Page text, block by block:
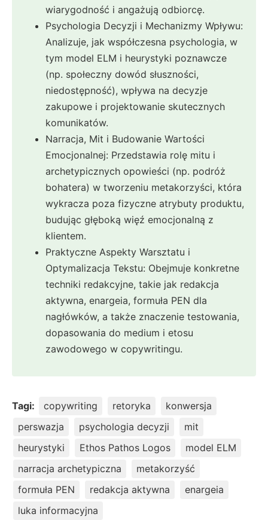
wiarygodność i angażują odbiorcę.
Psychologia Decyzji i Mechanizmy Wpływu:
Analizuje, jak współczesna psychologia, w
tym model ELM i heurystyki poznawcze
(np. społeczny dowód słuszności,
niedostępność), wpływa na decyzje
zakupowe i projektowanie skutecznych
komunikatów.
Narracja, Mit i Budowanie Wartości
Emocjonalnej: Przedstawia rolę mitu i
archetypicznych opowieści (np. podróż
bohatera) w tworzeniu metakorzyści, która
wykracza poza fizyczne atrybuty produktu,
budując głęboką więź emocjonalną z
klientem.
Praktyczne Aspekty Warsztatu i
Optymalizacja Tekstu: Obejmuje konkretne
techniki redakcyjne, takie jak redakcja
aktywna, enargeia, formuła PEN dla
nagłówków, a także znaczenie testowania,
dopasowania do medium i etosu
zawodowego w copywritingu.
Tagi: copywriting retoryka
konwersja
perswazja
psychologia decyzji
mit
heurystyki
Ethos Pathos Logos
model ELM
narracja archetypiczna
metakorzyść
formuła PEN
redakcja aktywna
enargeia
luka informacyjna